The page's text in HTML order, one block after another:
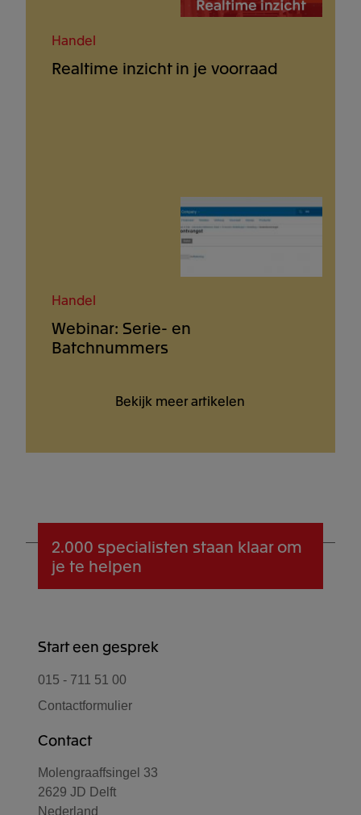
Handel
Realtime inzicht in je voorraad
Handel
Webinar: Serie- en
Batchnummers
Bekijk meer artikelen
2.000 specialisten staan klaar om
je te helpen
Start een gesprek
015 - 711 51 00
Contactformulier
Contact
Molengraaffsingel 33
2629 JD Delft
Nederland